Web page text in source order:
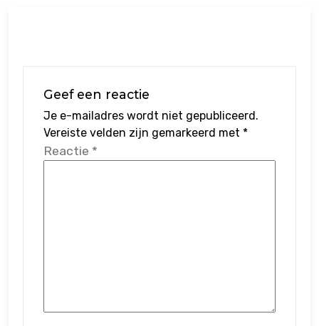
Geef een reactie
Je e-mailadres wordt niet gepubliceerd.
Vereiste velden zijn gemarkeerd met *
Reactie *